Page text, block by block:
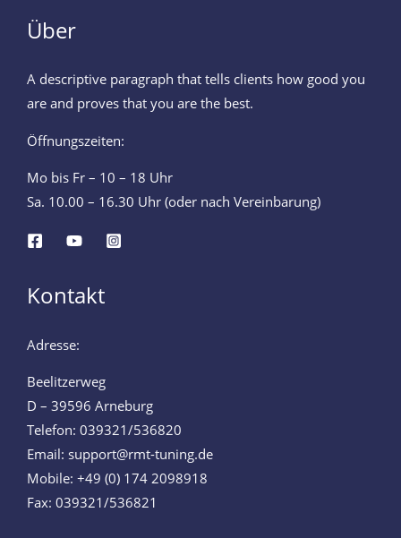
Über
A descriptive paragraph that tells clients how good you
are and proves that you are the best.
Öffnungszeiten:
Mo bis Fr – 10 – 18 Uhr
Sa. 10.00 – 16.30 Uhr (oder nach Vereinbarung)
Kontakt
Adresse:
Beelitzerweg
D – 39596 Arneburg
Telefon: 039321/536820
Email: support@rmt-tuning.de
Mobile: +49 (0) 174 2098918
Fax: 039321/536821